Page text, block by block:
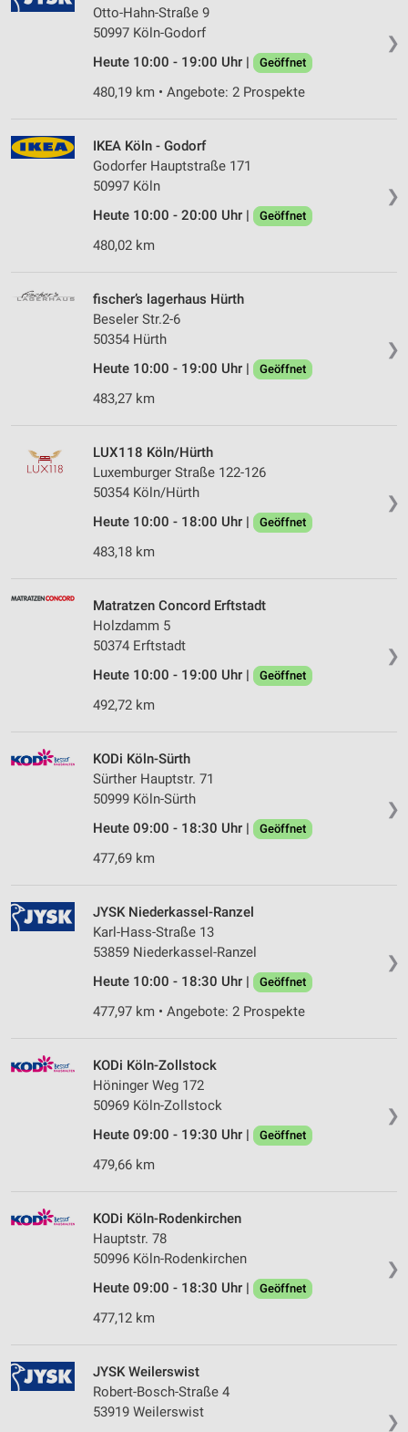
❯
Otto-Hahn-Straße 9
50997 Köln-Godorf
Heute 10:00 - 19:00 Uhr |
Geöffnet
480,19 km • Angebote: 2 Prospekte
❯
IKEA Köln - Godorf
Godorfer Hauptstraße 171
50997 Köln
Heute 10:00 - 20:00 Uhr |
Geöffnet
480,02 km
❯
fischer’s lagerhaus Hürth
Beseler Str.2-6
50354 Hürth
Heute 10:00 - 19:00 Uhr |
Geöffnet
483,27 km
❯
LUX118 Köln/Hürth
Luxemburger Straße 122-126
50354 Köln/Hürth
Heute 10:00 - 18:00 Uhr |
Geöffnet
483,18 km
❯
Matratzen Concord Erftstadt
Holzdamm 5
50374 Erftstadt
Heute 10:00 - 19:00 Uhr |
Geöffnet
492,72 km
❯
KODi Köln-Sürth
Sürther Hauptstr. 71
50999 Köln-Sürth
Heute 09:00 - 18:30 Uhr |
Geöffnet
477,69 km
❯
JYSK Niederkassel-Ranzel
Karl-Hass-Straße 13
53859 Niederkassel-Ranzel
Heute 10:00 - 18:30 Uhr |
Geöffnet
477,97 km • Angebote: 2 Prospekte
❯
KODi Köln-Zollstock
Höninger Weg 172
50969 Köln-Zollstock
Heute 09:00 - 19:30 Uhr |
Geöffnet
479,66 km
❯
KODi Köln-Rodenkirchen
Hauptstr. 78
50996 Köln-Rodenkirchen
Heute 09:00 - 18:30 Uhr |
Geöffnet
477,12 km
❯
JYSK Weilerswist
Robert-Bosch-Straße 4
53919 Weilerswist